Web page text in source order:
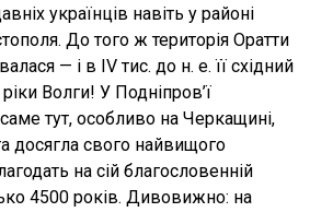
українців навіть у районі
До того ж територія Оратти
— і в IV тис. до н. е. її східний
Волги! У Подніпров’ї
тут, особливо на Черкащині,
досягла свого найвищого
на сій благословенній
4500 років. Дивовижно: на